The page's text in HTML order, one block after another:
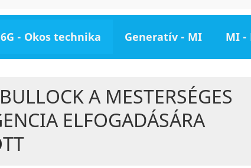
- Okos technika Generatív - MI MI -
A MESTERSÉGES
ELFOGADÁSÁRA